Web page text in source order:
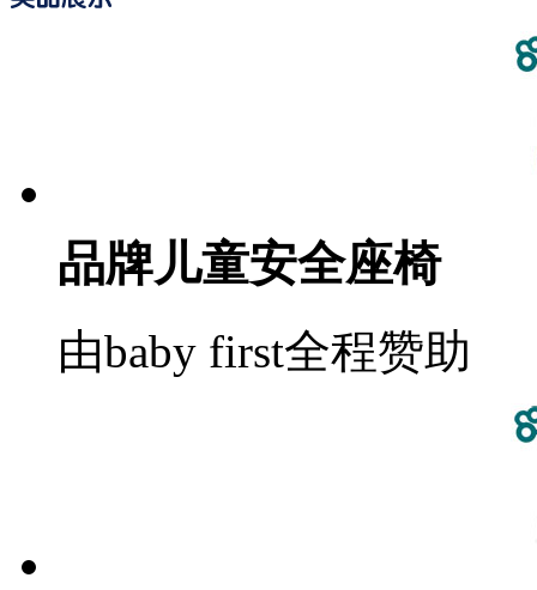
品牌儿童安全座椅
由baby first全程赞助